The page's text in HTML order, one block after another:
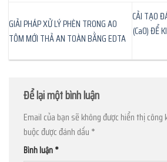
GIẢI PHÁP XỬ LÝ PHÈN TRONG AO
TÔM MỚI THẢ AN TOÀN BẰNG EDTA
CẢI TẠO
(CaO) ĐỂ
Để lại một bình luận
Email của bạn sẽ không được hiển thị công
buộc được đánh dấu *
Bình luận*